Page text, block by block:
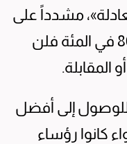
مشدداً على
أن من كانت درجته أقل من 80 في المئة فلن
المقابلة.
إلى أفضل
كانوا رؤساء